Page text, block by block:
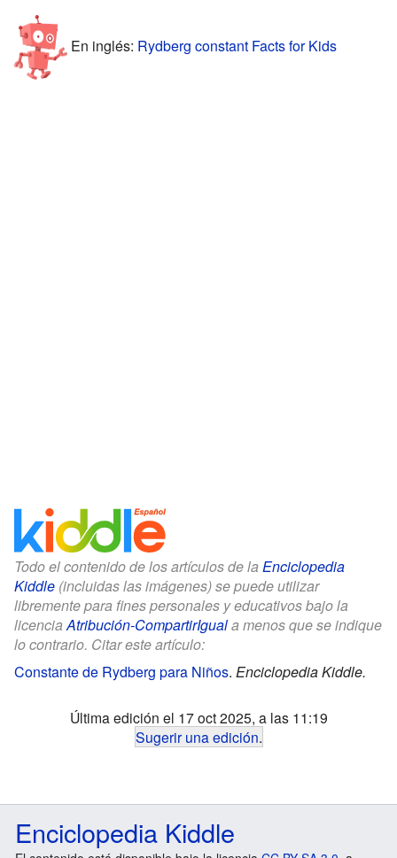
En inglés: Rydberg constant Facts for Kids
Todo el contenido de los artículos de la Enciclopedia
Kiddle (incluidas las imágenes) se puede utilizar
libremente para fines personales y educativos bajo la
licencia Atribución-CompartirIguala menos que se indique
lo contrario. Citar este artículo:
Constante de Rydberg para Niños. Enciclopedia Kiddle.
Última edición el 17 oct 2025, a las 11:19
Sugerir una edición.
Enciclopedia Kiddle